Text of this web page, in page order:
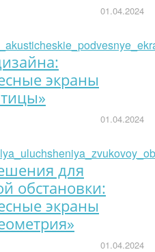
01.04.2024
экраны
01.04.2024
для
обстановки:
экраны
01.04.2024